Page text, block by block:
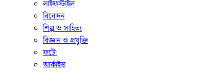
লাইফস্টাইল
বিনোদন
শিল্প ও সাহিত্য
বিজ্ঞান ও প্রযুক্তি
ফটো
আর্কাইভ